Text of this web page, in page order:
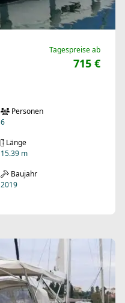
Tagespreise ab
715 €
Personen
6
Länge
15.39 m
Baujahr
2019